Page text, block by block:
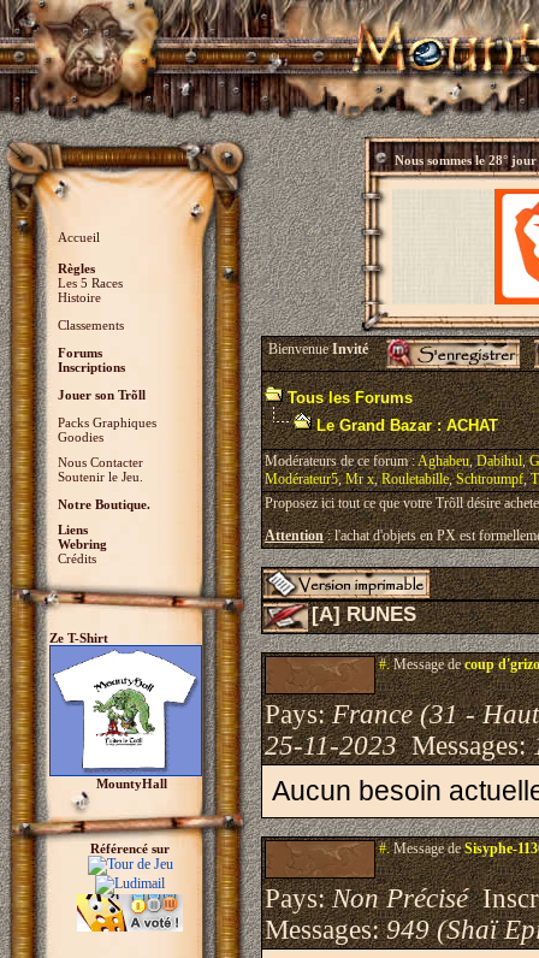
Accueil
Règles
Les 5 Races
Histoire
Classements
Forums
Inscriptions
Jouer son Trõll
Packs Graphiques
Goodies
Nous Contacter
Soutenir le Jeu.
Notre Boutique.
Liens
Webring
Crédits
Ze T-Shirt
MountyHall
Référencé sur
Nous sommes le28° jour
BienvenueInvité
Tous les Forums
Le Grand Bazar : ACHAT
Modérateurs de ce forum :Aghabeu,Dabihul,
Modérateur5,Mr x,Rouletabille,Schtroumpf,
Proposez ici tout ce que votre Trõll désire
Attention: l'achat d'objets en PX est
[A] RUNES
#.Message decoup
Pays:France (31 -
25-11-2023Messages:
Aucun besoin
#.Message deSisyphe-
Pays:Non Précisé
Messages:949 (Shaï